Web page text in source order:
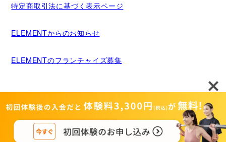
特定商取引法に基づく表示ページ
ELEMENTからのお知らせ
ELEMENTのフランチャイズ募集
メディア掲載について 運営者情報
Copyright©MIGRIDS INC. ALL rights reserved.